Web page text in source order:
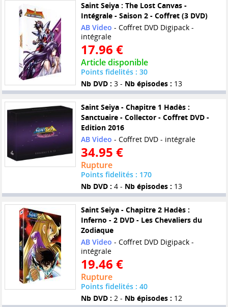
Saint Seiya : The Lost Canvas -
Intégrale - Saison 2 - Coffret (3 DVD)
AB Video - Coffret DVD Digipack -
intégrale
17.96 €
Article disponible
Points fidelités : 30
Nb DVD : 3 - Nb épisodes : 13
Saint Seiya - Chapitre 1 Hadès :
Sanctuaire - Collector - Coffret DVD -
Edition 2016
AB Video - Coffret DVD - intégrale
34.95 €
Rupture
Points fidelités : 170
Nb DVD : 4 - Nb épisodes : 13
Saint Seiya - Chapitre 2 Hadès :
Inferno - 2 DVD - Les Chevaliers du
Zodiaque
AB Video - Coffret DVD Digipack -
intégrale
19.46 €
Rupture
Points fidelités : 40
Nb DVD : 2 - Nb épisodes : 12